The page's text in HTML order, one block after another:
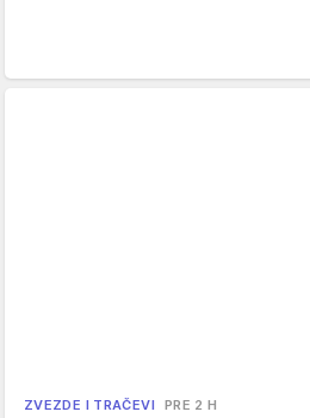
ZVEZDE I TRAČEVI PRE 2 H